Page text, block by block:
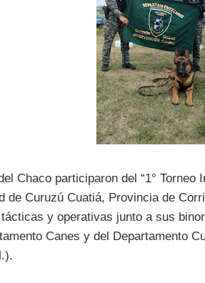
Chaco participaron del “1°
de Curuzú Cuatiá, Provincia de
y operativas junto a sus
Canes y del Departamento